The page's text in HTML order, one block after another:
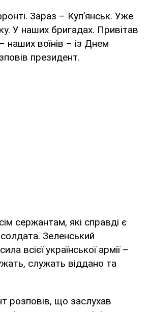
Зараз – Куп’янськ. Уже
У наших бригадах. Привітав
наших воїнів – із Днем
президент.
сержантам, які справді є
Зеленський
всієї української армії –
служать віддано та
розповів, що заслухав